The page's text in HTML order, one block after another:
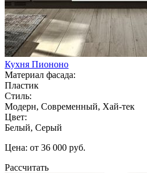
Кухня Пиононо
Материал фасада:
Пластик
Стиль:
Модерн, Современный, Хай-тек
Цвет:
Белый, Серый
Цена: от 36 000 руб.
Рассчитать